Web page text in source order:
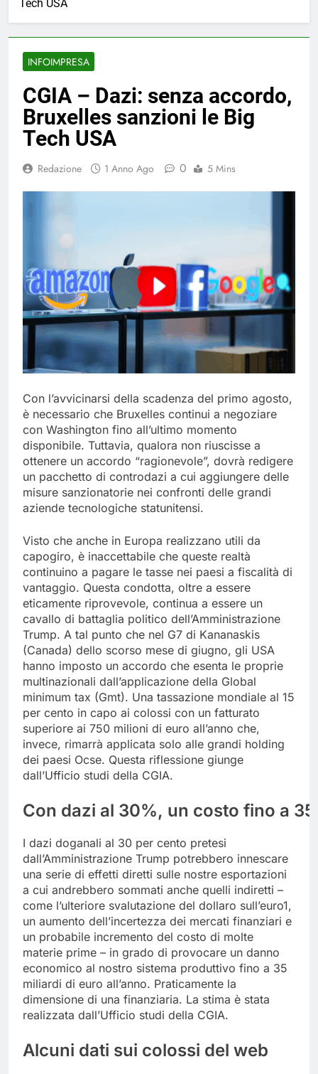
Tech USA
INFOIMPRESA
CGIA – Dazi: senza accordo,
Bruxelles sanzioni le Big
Tech USA
Redazione 1 Anno Ago 0 5 Mins
Con l’avvicinarsi della scadenza del primo agosto,
è necessario che Bruxelles continui a negoziare
con Washington fino all’ultimo momento
disponibile. Tuttavia, qualora non riuscisse a
ottenere un accordo “ragionevole”, dovrà redigere
un pacchetto di controdazi a cui aggiungere delle
misure sanzionatorie nei confronti delle grandi
aziende tecnologiche statunitensi.
Visto che anche in Europa realizzano utili da
capogiro, è inaccettabile che queste realtà
continuino a pagare le tasse nei paesi a fiscalità di
vantaggio. Questa condotta, oltre a essere
eticamente riprovevole, continua a essere un
cavallo di battaglia politico dell’Amministrazione
Trump. A tal punto che nel G7 di Kananaskis
(Canada) dello scorso mese di giugno, gli USA
hanno imposto un accordo che esenta le proprie
multinazionali dall’applicazione della Global
minimum tax (Gmt). Una tassazione mondiale al 15
per cento in capo ai colossi con un fatturato
superiore ai 750 milioni di euro all’anno che,
invece, rimarrà applicata solo alle grandi holding
dei paesi Ocse. Questa riflessione giunge
dall’Ufficio studi della CGIA.
Con dazi al 30%, un costo fino a 35
I dazi doganali al 30 per cento pretesi
dall’Amministrazione Trump potrebbero innescare
una serie di effetti diretti sulle nostre esportazioni
a cui andrebbero sommati anche quelli indiretti –
come l’ulteriore svalutazione del dollaro sull’euro1,
un aumento dell’incertezza dei mercati finanziari e
un probabile incremento del costo di molte
materie prime – in grado di provocare un danno
economico al nostro sistema produttivo fino a 35
miliardi di euro all’anno. Praticamente la
dimensione di una finanziaria. La stima è stata
realizzata dall’Ufficio studi della CGIA.
Alcuni dati sui colossi del web